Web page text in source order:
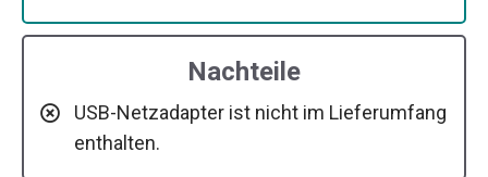
Nachteile
USB-Netzadapter ist nicht im Lieferumfang
enthalten.